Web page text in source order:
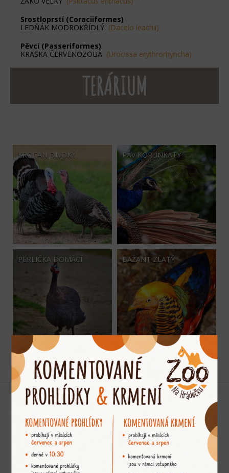
Srostloprstí (Coraciiformes)
LEDŇÁK MODROKŘÍDLÝ (Dacelo leachii)
Pěvci (Passeriformes)
KRASKA ČERVENOZOBÁ (Urocissa erythrorhyncha)
TERÁRIUM
KROCAN DIVOKÝ PÁV KORUNKATÝ
PERLIČKA DOMÁCÍ BAŽANT ZLATÝ
Podporujeme